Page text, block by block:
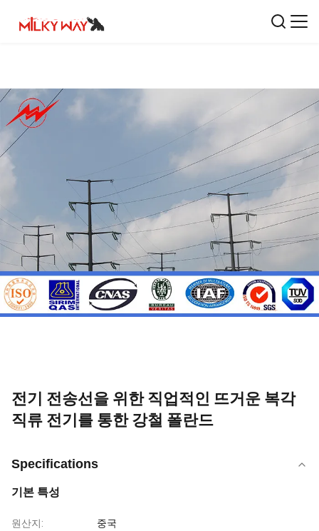
전기 전송선을 위한 직업적인 뜨거운 복각
직류 전기를 통한 강철 폴란드
Specifications
기본 특성
원산지: 중국